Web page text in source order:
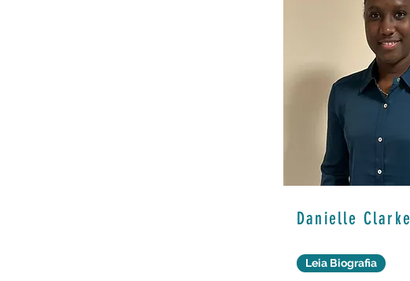
Danielle Clarke
Leia Biografia